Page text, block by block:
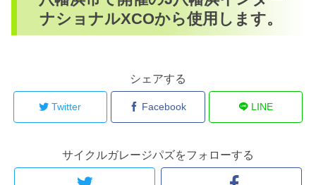
ナショナルXCOから使用します。
シェアする
Twitter Facebook LINE
サイクルガレージパズをフォローする